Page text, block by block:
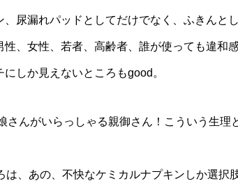
、尿漏れパッドとしてだけでなく、ふきんと
性、女性、若者、高齢者、誰が使っても違和
しか見えないところもgood。
さんがいらっしゃる親御さん！こういう生理
は、あの、不快なケミカルナプキンしか選択